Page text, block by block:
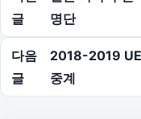
글
명단
다음
글
2018-2019
중계